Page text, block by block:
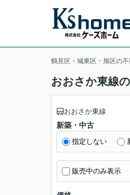
鶴見区・城東区・旭区の
おおさか東線
おおさか東線
新築・中古
指定しない
販売中のみ表示